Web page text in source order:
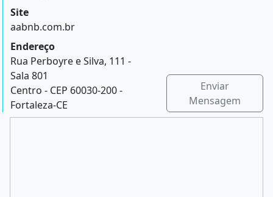
Site
aabnb.com.br
Endereço
Rua Perboyre e Silva, 111 -
Sala 801
Centro - CEP 60030-200 -
Fortaleza-CE
Enviar
Mensagem